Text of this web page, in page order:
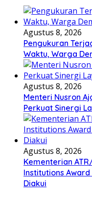
Agustus 8, 2026
Pengukuran
Waktu, Warga
Agustus 8, 2026
Menteri Nusron
Perkuat Sinergi
Agustus 8, 2026
Kementerian
Institutions
Diakui